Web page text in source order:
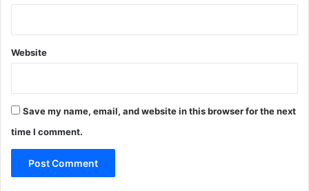
Website
Save my name, email, and website in this browser for the next
time I comment.